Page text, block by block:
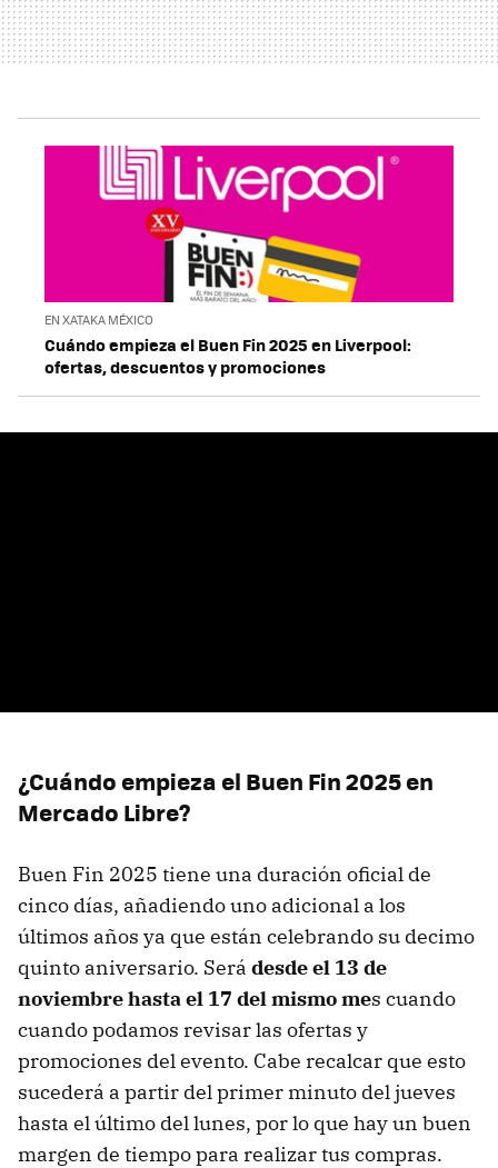
EN XATAKA MÉXICO
Cuándo empieza el Buen Fin 2025 en Liverpool:
ofertas, descuentos y promociones
¿Cuándo empieza el Buen Fin 2025 en
Mercado Libre?
Buen Fin 2025 tiene una duración oficial de
cinco días, añadiendo uno adicional a los
últimos años ya que están celebrando su decimo
quinto aniversario. Será desde el 13 de
noviembre hasta el 17 del mismo mes cuando
cuando podamos revisar las ofertas y
promociones del evento. Cabe recalcar que esto
sucederá a partir del primer minuto del jueves
hasta el último del lunes, por lo que hay un buen
margen de tiempo para realizar tus compras.